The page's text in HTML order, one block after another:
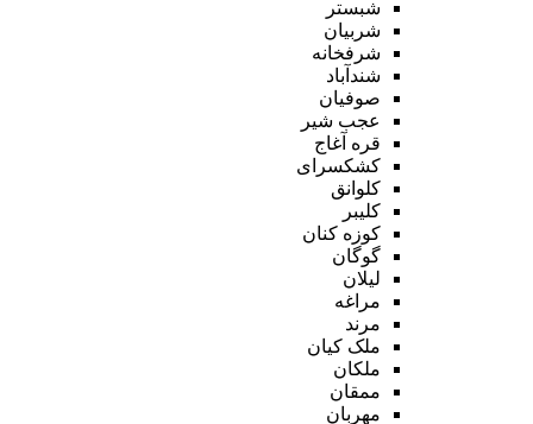
شبستر
شربیان
شرفخانه
شندآباد
صوفیان
عجب شیر
قره آغاج
کشکسرای
کلوانق
کلیبر
کوزه کنان
گوگان
لیلان
مراغه
مرند
ملک کیان
ملکان
ممقان
مهربان